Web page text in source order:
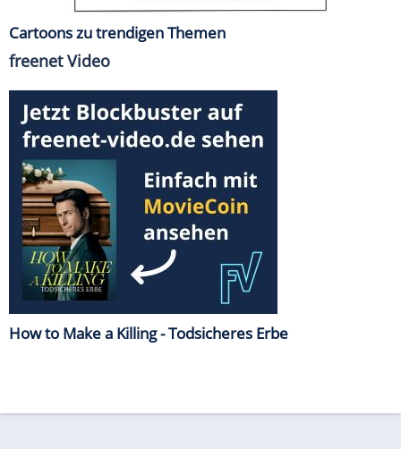
Cartoons zu trendigen Themen
freenet Video
How to Make a Killing - Todsicheres Erbe